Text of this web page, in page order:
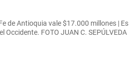
de Antioquia vale $17.000 millones | Es
Occidente. FOTO JUAN C. SEPÚLVEDA